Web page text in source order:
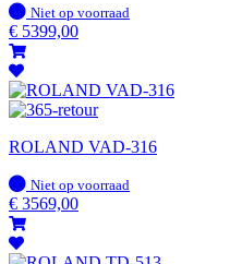
Op
voorraad
Niet op voorraad
€ 5399,00
ROLAND VAD-316
Op
voorraad
Niet op voorraad
€ 3569,00